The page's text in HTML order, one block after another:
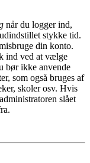
når du logger ind,
stykke tid.
din konto.
ind ved at vælge
bør ikke anvende
som også bruges af
skoler osv. Hvis
slået